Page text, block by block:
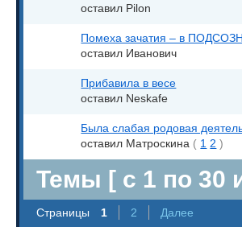
оставил Pilon
Помеха зачатия – в
оставил Иванович
Прибавила в весе
оставил Neskafe
Была слабая родовая
оставил Матроскина ( 1 2 )
Темы [ с 1 по 30
Страницы 1 2 Далее